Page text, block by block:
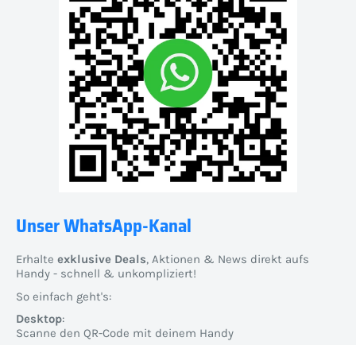
Unser WhatsApp-Kanal
Erhalte exklusive Deals, Aktionen & News direkt aufs
Handy - schnell & unkompliziert!
So einfach geht's:
Desktop:
Scanne den QR-Code mit deinem Handy